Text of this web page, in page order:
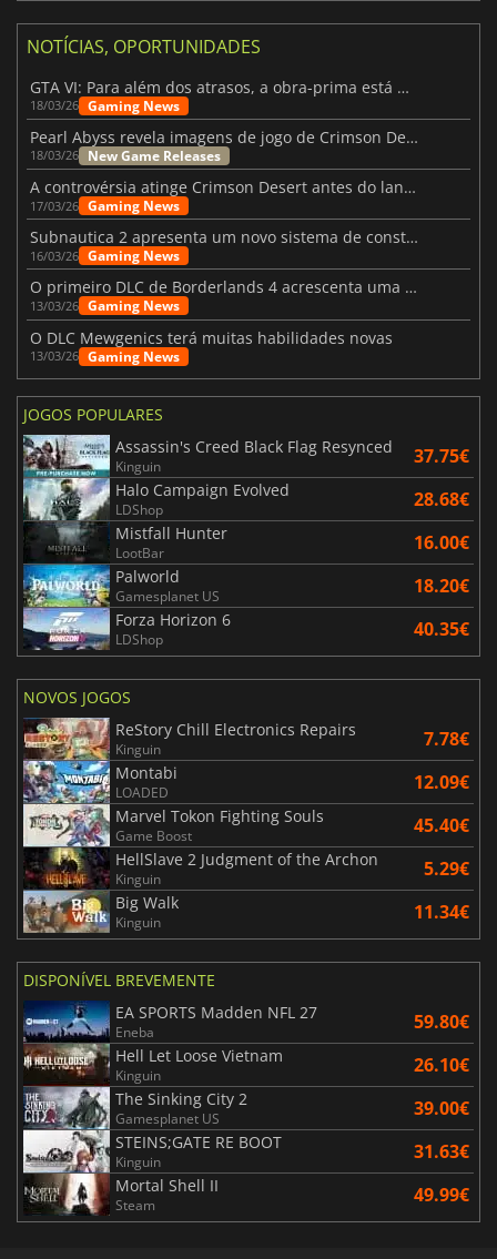
NOTÍCIAS, OPORTUNIDADES
GTA VI: Para além dos atrasos, a obra-prima está quase a chegar
18/03/26 Gaming News
Pearl Abyss revela imagens de jogo de Crimson Desert para a PS5
18/03/26 New Game Releases
A controvérsia atinge Crimson Desert antes do lançamento
17/03/26 Gaming News
Subnautica 2 apresenta um novo sistema de construção de bases
16/03/26 Gaming News
O primeiro DLC de Borderlands 4 acrescenta uma nova personagem e muito mais
13/03/26 Gaming News
O DLC Mewgenics terá muitas habilidades novas
13/03/26 Gaming News
JOGOS POPULARES
Assassin's Creed Black Flag Resynced
Kinguin 37.75€
Halo Campaign Evolved
LDShop 28.68€
Mistfall Hunter
LootBar 16.00€
Palworld
Gamesplanet US 18.20€
Forza Horizon 6
LDShop 40.35€
NOVOS JOGOS
ReStory Chill Electronics Repairs
Kinguin 7.78€
Montabi
LOADED 12.09€
Marvel Tokon Fighting Souls
Game Boost 45.40€
HellSlave 2 Judgment of the Archon
Kinguin 5.29€
Big Walk
Kinguin 11.34€
DISPONÍVEL BREVEMENTE
EA SPORTS Madden NFL 27
Eneba 59.80€
Hell Let Loose Vietnam
Kinguin 26.10€
The Sinking City 2
Gamesplanet US 39.00€
STEINS;GATE RE BOOT
Kinguin 31.63€
Mortal Shell II
Steam 49.99€